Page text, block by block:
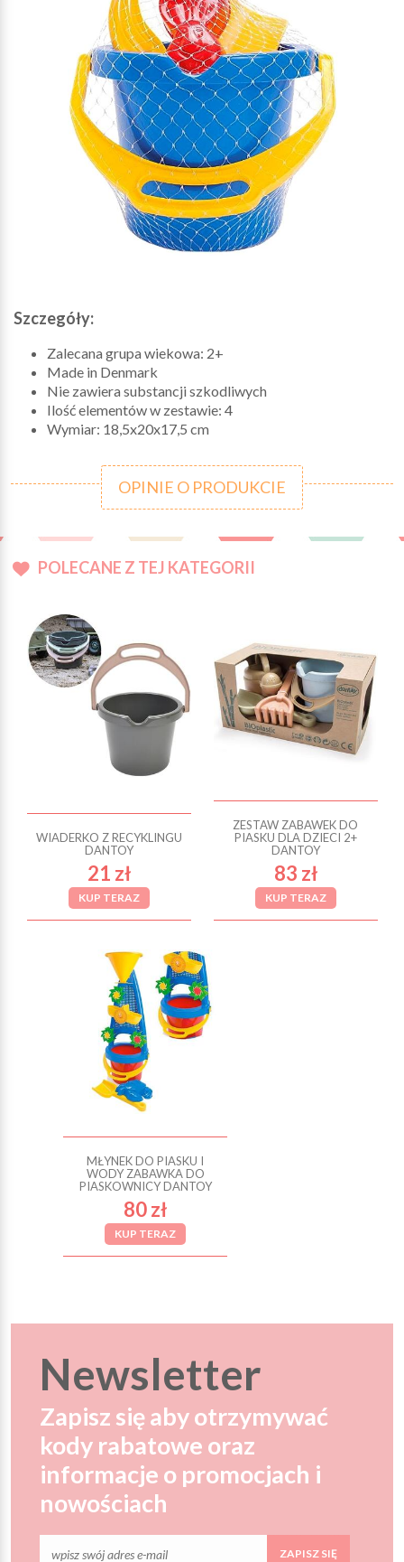
Szczegóły:
Zalecana grupa wiekowa: 2+
Made in Denmark
Nie zawiera substancji szkodliwych
Ilość elementów w zestawie: 4
Wymiar: 18,5x20x17,5 cm
OPINIE O PRODUKCIE
POLECANE Z TEJ KATEGORII
WIADERKO Z RECYKLINGU
DANTOY
21 zł
KUP TERAZ
ZESTAW ZABAWEK DO
PIASKU DLA DZIECI 2+
DANTOY
83 zł
KUP TERAZ
MŁYNEK DO PIASKU I
WODY ZABAWKA DO
PIASKOWNICY DANTOY
80 zł
KUP TERAZ
Newsletter
Zapisz się aby otrzymywać
kody rabatowe oraz
informacje o promocjach i
nowościach
ZAPISZ SIĘ